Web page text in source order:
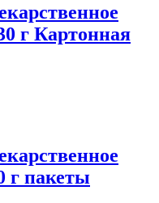
г Картонная
г пакеты